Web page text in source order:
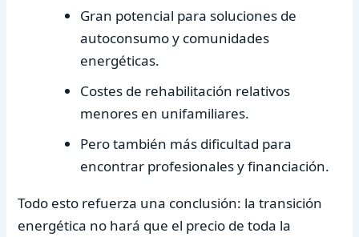
Gran potencial para soluciones de
autoconsumo y comunidades
energéticas.
Costes de rehabilitación relativos
menores en unifamiliares.
Pero también más dificultad para
encontrar profesionales y financiación.
Todo esto refuerza una conclusión: la transición
energética no hará que el precio de toda la